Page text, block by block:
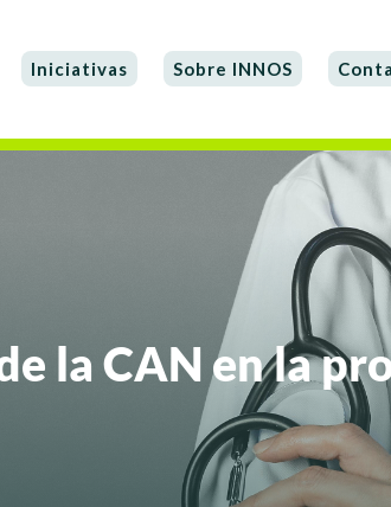
Iniciativas Sobre INNOS
la CAN en la